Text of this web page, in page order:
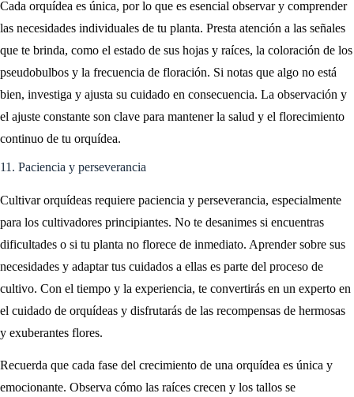
Cada orquídea es única, por lo que es esencial observar y comprender
las necesidades individuales de tu planta. Presta atención a las señales
que te brinda, como el estado de sus hojas y raíces, la coloración de los
pseudobulbos y la frecuencia de floración. Si notas que algo no está
bien, investiga y ajusta su cuidado en consecuencia. La observación y
el ajuste constante son clave para mantener la salud y el florecimiento
continuo de tu orquídea.
11. Paciencia y perseverancia
Cultivar orquídeas requiere paciencia y perseverancia, especialmente
para los cultivadores principiantes. No te desanimes si encuentras
dificultades o si tu planta no florece de inmediato. Aprender sobre sus
necesidades y adaptar tus cuidados a ellas es parte del proceso de
cultivo. Con el tiempo y la experiencia, te convertirás en un experto en
el cuidado de orquídeas y disfrutarás de las recompensas de hermosas
y exuberantes flores.
Recuerda que cada fase del crecimiento de una orquídea es única y
emocionante. Observa cómo las raíces crecen y los tallos se